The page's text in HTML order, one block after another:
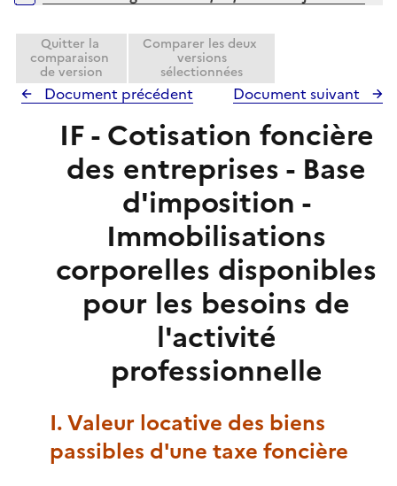
e
r
e
r
Quitter la
comparaison
de version
Comparer les deux
versions
sélectionnées
Document précédent Document suivant
IF - Cotisation foncière
des entreprises - Base
d'imposition -
Immobilisations
corporelles disponibles
pour les besoins de
l'activité
professionnelle
I. Valeur locative des biens
passibles d'une taxe foncière